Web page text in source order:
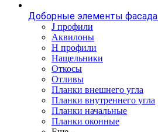
Доборные элементы фасада
J профили
Аквилоны
Н профили
Нащельники
Откосы
Отливы
Планки внешнего угла
Планки внутреннего угла
Планки начальные
Планки оконные